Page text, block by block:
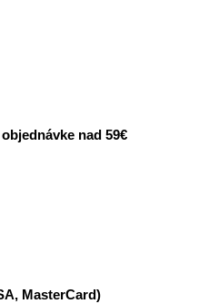
nad 59€
MasterCard)